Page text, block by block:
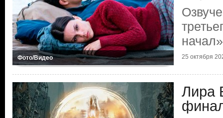
Фото/Видео
начал»
25 октября
Лира